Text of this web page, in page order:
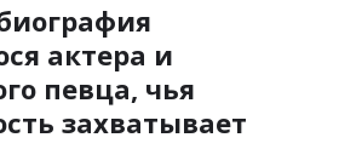
актера и
певца, чья
захватывает